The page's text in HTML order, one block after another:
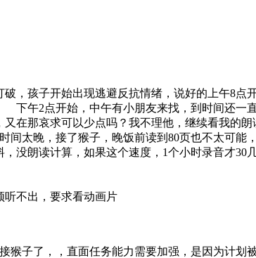
，孩子开始出现逃避反抗情绪，说好的上午8
午2点开始，中午有小朋友来找，到时间还一
在那哀求可以少点吗？我不理他，继续看我的
太晚，接了猴子，晚饭前读到80页也不太可能
没朗读计算，如果这个速度，1个小时录音才
听不出，要求看动画片
猴子了，，直面任务能力需要加强，是因为计